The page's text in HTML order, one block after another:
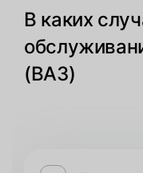
В каких
(ВАЗ)